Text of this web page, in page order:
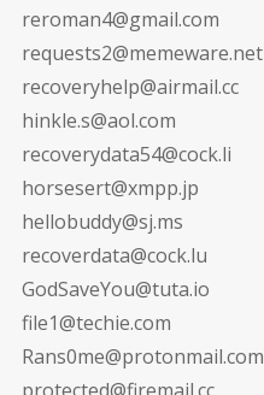
reroman4@gmail.com
requests2@memeware.net
recoveryhelp@airmail.cc
hinkle.s@aol.com
recoverydata54@cock.li
horsesert@xmpp.jp
hellobuddy@sj.ms
recoverdata@cock.lu
GodSaveYou@tuta.io
file1@techie.com
Rans0me@protonmail.com
protected@firemail.cc